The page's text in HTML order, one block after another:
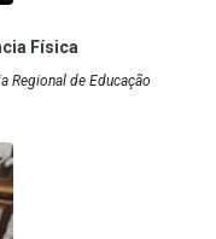
Física
Regional de Educação